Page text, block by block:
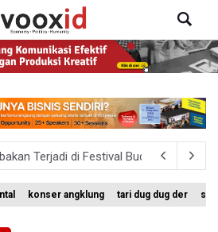
Terjadi di Festival Budaya Lembah
dan Lahan Terjadi di Sejumlah
konser angklung tari dug dug der